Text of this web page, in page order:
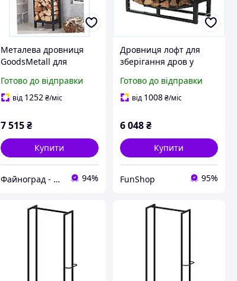
Металева дровниця
GoodsMetall для
каміна, T650136A5
Готово до відправки
від 1252 ₴/міс
7 515 ₴
Купити
Файноград - місто файних речей 94%
Дровниця лофт для
зберігання дров у
GoodsMetall
T6501368XT
Готово до відправки
від 1008₴/міс
6 048₴
Купити
FunShop 95%